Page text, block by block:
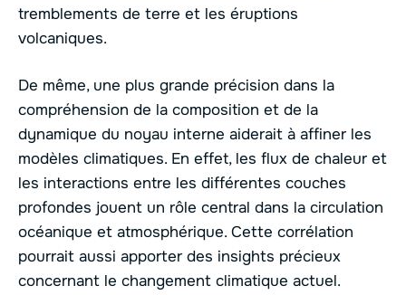
tremblements de terre et les éruptions
volcaniques.
De même, une plus grande précision dans la
compréhension de la composition et de la
dynamique du noyau interne aiderait à affiner les
modèles climatiques. En effet, les flux de chaleur et
les interactions entre les différentes couches
profondes jouent un rôle central dans la circulation
océanique et atmosphérique. Cette corrélation
pourrait aussi apporter des insights précieux
concernant le changement climatique actuel.